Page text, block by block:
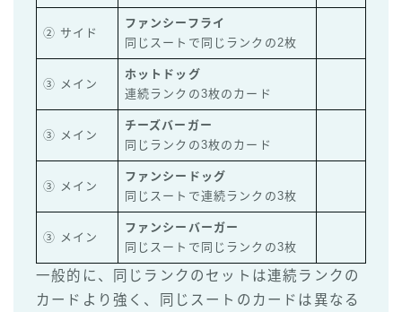
② サイド
ファンシーフライ
同じスートで同じランクの2枚
③ メイン
ホットドッグ
連続ランクの3枚のカード
③ メイン
チーズバーガー
同じランクの3枚のカード
③ メイン
ファンシードッグ
同じスートで連続ランクの3枚
③ メイン
ファンシーバーガー
同じスートで同じランクの3枚
一般的に、同じランクのセットは連続ランクの
カードより強く、同じスートのカードは異なる